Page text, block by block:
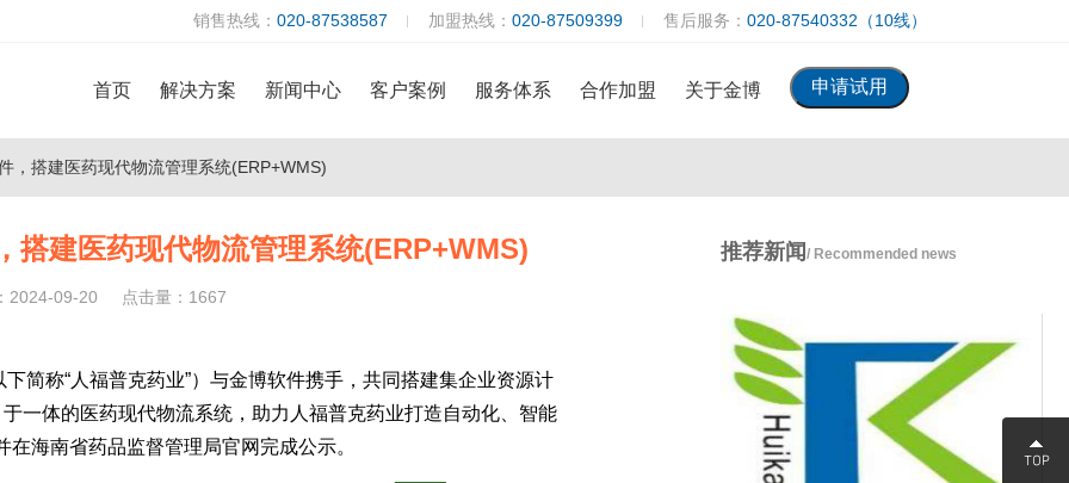
销售热线： 020-87538587 加盟热线： 020-87509399 售后服务： 020-87540332（10线）
首页 解决方案 新闻中心 客户案例 服务体系 合作加盟 关于金博
，搭建医药现代物流管理系统(ERP+WMS)
搭建医药现代物流管理系统(ERP+WMS)
2024-09-20 点击量：1667
简称“人福普克药业”）与金博软件携手，共同搭建集企业资源计
一体的医药现代物流系统，助力人福普克药业打造自动化、智能
海南省药品监督管理局官网完成公示。
推荐新闻 / Recommended news